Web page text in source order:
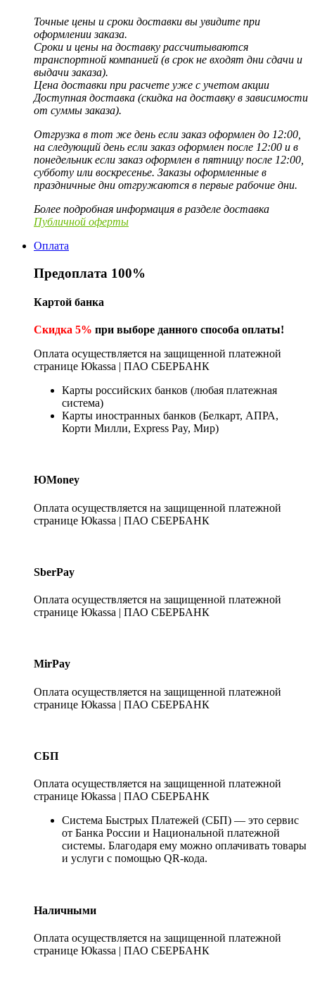
Точные цены и сроки доставки вы увидите при
оформлении заказа.
Сроки и цены на доставку рассчитываются
транспортной компанией (в срок не входят дни сдачи и
выдачи заказа).
Цена доставки при расчете уже с учетом акции
Доступная доставка (скидка на доставку в зависимости
от суммы заказа).
Отгрузка в тот же день если заказ оформлен до 12:00,
на следующий день если заказ оформлен после 12:00 и в
понедельник если заказ оформлен в пятницу после 12:00,
субботу или воскресенье. Заказы оформленные в
праздничные дни отгружаются в первые рабочие дни.
Более подробная информация в разделе доставка
Публичной оферты
Оплата
Предоплата 100%
Картой банка
Скидка 5% при выборе данного способа оплаты!
Оплата осуществляется на защищенной платежной
странице Юkassa | ПАО СБЕРБАНК
Карты российских банков (любая платежная
система)
Карты иностранных банков (Белкарт, АПРА,
Корти Милли, Express Pay, Мир)
ЮMoney
Оплата осуществляется на защищенной платежной
странице Юkassa | ПАО СБЕРБАНК
SberPay
Оплата осуществляется на защищенной платежной
странице Юkassa | ПАО СБЕРБАНК
MirPay
Оплата осуществляется на защищенной платежной
странице Юkassa | ПАО СБЕРБАНК
СБП
Оплата осуществляется на защищенной платежной
странице Юkassa | ПАО СБЕРБАНК
Система Быстрых Платежей (СБП) — это сервис
от Банка России и Национальной платежной
системы. Благодаря ему можно оплачивать товары
и услуги с помощью QR-кода.
Наличными
Оплата осуществляется на защищенной платежной
странице Юkassa | ПАО СБЕРБАНК